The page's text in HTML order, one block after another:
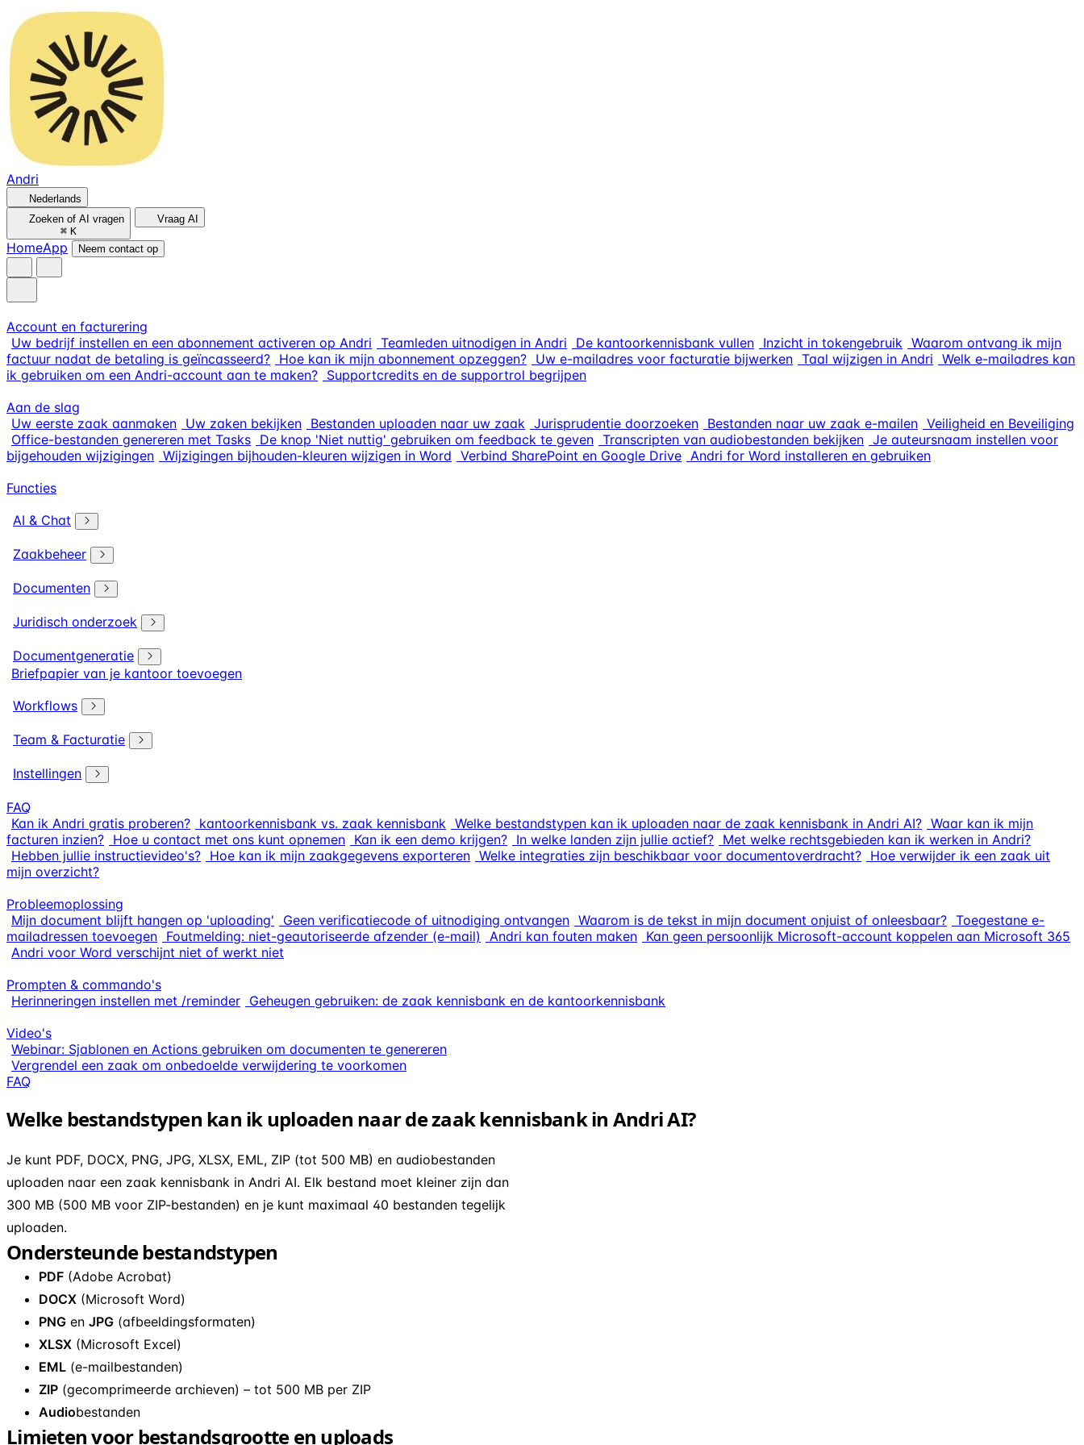
Andri
Nederlands
Zoeken of AI vragen
⌘ K
Vraag AI
HomeApp Neem contact op
Account en facturering
Uw bedrijf instellen en een abonnement activeren op Andri Teamleden uitnodigen in Andri De kantoorkennisbank vullen Inzicht in tokengebruik Waarom ontvang ik mijn
factuur nadat de betaling is geïncasseerd? Hoe kan ik mijn abonnement opzeggen? Uw e-mailadres voor facturatie bijwerken Taal wijzigen in Andri Welk e-mailadres kan
ik gebruiken om een Andri-account aan te maken? Supportcredits en de supportrol begrijpen
Aan de slag
Uw eerste zaak aanmaken Uw zaken bekijken Bestanden uploaden naar uw zaak Jurisprudentie doorzoeken Bestanden naar uw zaak e-mailen Veiligheid en Beveiliging
Office-bestanden genereren met Tasks De knop 'Niet nuttig' gebruiken om feedback te geven Transcripten van audiobestanden bekijken Je auteursnaam instellen voor
bijgehouden wijzigingen Wijzigingen bijhouden-kleuren wijzigen in Word Verbind SharePoint en Google Drive Andri for Word installeren en gebruiken
Functies
AI & Chat
Zaakbeheer
Documenten
Juridisch onderzoek
Documentgeneratie
Briefpapier van je kantoor toevoegen
Workflows
Team & Facturatie
Instellingen
FAQ
Kan ik Andri gratis proberen? kantoorkennisbank vs. zaak kennisbank Welke bestandstypen kan ik uploaden naar de zaak kennisbank in Andri AI? Waar kan ik mijn
facturen inzien? Hoe u contact met ons kunt opnemen Kan ik een demo krijgen? In welke landen zijn jullie actief? Met welke rechtsgebieden kan ik werken in Andri?
Hebben jullie instructievideo's? Hoe kan ik mijn zaakgegevens exporteren Welke integraties zijn beschikbaar voor documentoverdracht? Hoe verwijder ik een zaak uit
mijn overzicht?
Probleemoplossing
Mijn document blijft hangen op 'uploading'
Geen verificatiecode of uitnodiging ontvangen Waarom is de tekst in mijn document onjuist of onleesbaar? Toegestane e-
mailadressen toevoegen Foutmelding: niet-geautoriseerde afzender (e-mail) Andri kan fouten maken Kan geen persoonlijk Microsoft-account koppelen aan Microsoft 365
Andri voor Word verschijnt niet of werkt niet
Prompten & commando's
Herinneringen instellen met /reminder Geheugen gebruiken: de zaak kennisbank en de kantoorkennisbank
Video's
Webinar: Sjablonen en Actions gebruiken om documenten te genereren
Vergrendel een zaak om onbedoelde verwijdering te voorkomen
FAQ
Welke bestandstypen kan ik uploaden naar de zaak kennisbank in Andri AI?
Je kunt PDF, DOCX, PNG, JPG, XLSX, EML, ZIP (tot 500 MB) en audiobestanden
uploaden naar een zaak kennisbank in Andri AI. Elk bestand moet kleiner zijn dan
300 MB (500 MB voor ZIP-bestanden) en je kunt maximaal 40 bestanden tegelijk
uploaden.
Ondersteunde bestandstypen
PDF (Adobe Acrobat)
DOCX (Microsoft Word)
PNG en JPG (afbeeldingsformaten)
XLSX (Microsoft Excel)
EML (e-mailbestanden)
ZIP (gecomprimeerde archieven) – tot 500 MB per ZIP
Audiobestanden
Limieten voor bestandsgrootte en uploads